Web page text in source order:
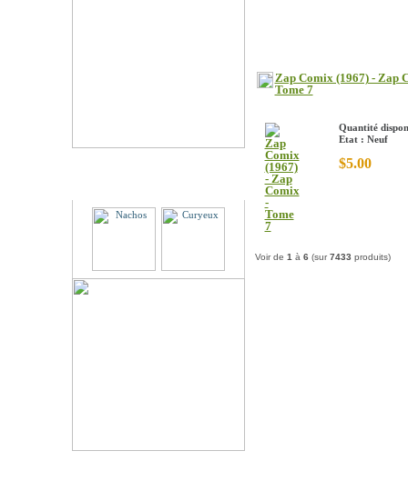
Zap Comix (1967) - Zap
Tome 7
Quantité
Etat : Neuf
$5.00
Voir de 1 à 6 (sur7433 produits)